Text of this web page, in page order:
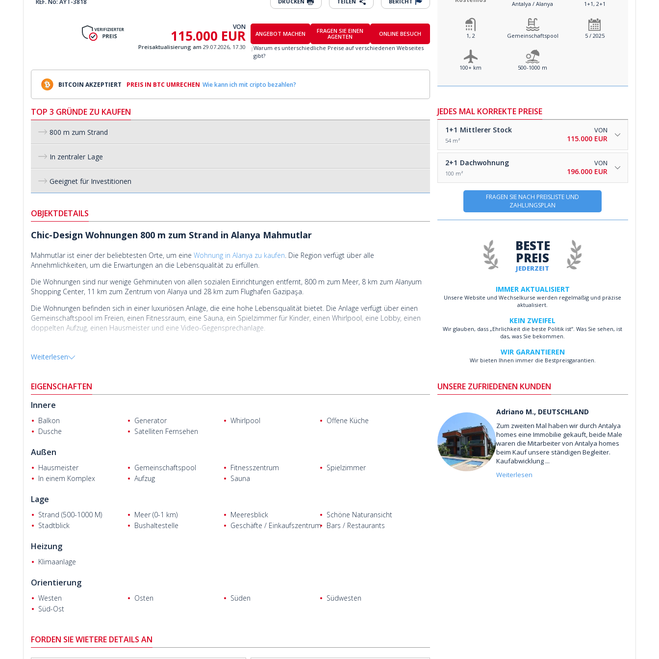
VON
115.000 EUR
Preisaktualisierung am 29.07.2026, 17.30
ANGEBOT MACHEN
FRAGEN SIE EINEN
AGENTEN
ONLINE BESUCH
Warum es unterschiedliche Preise auf verschiedenen Webseites
gibt?
BITCOIN AKZEPTIERT PREIS IN BTC UMRECHEN Wie kann ich mit cripto bezahlen?
Antalya / Alanya 1+1, 2+1
1, 2 Gemeinschaftspool 5 / 2025
100+ km 500-1000 m
JEDES MAL KORREKTE PREISE
1+1 Mittlerer Stock
54 m²
VON
115.000 EUR
2+1 Dachwohnung
100 m²
VON
196.000 EUR
FRAGEN SIE NACH PREISLISTE UND
ZAHLUNGSPLAN
TOP 3 GRÜNDE ZU KAUFEN
800 m zum Strand
In zentraler Lage
Geeignet für Investitionen
OBJEKTDETAILS
Chic-Design Wohnungen 800 m zum Strand in Alanya Mahmutlar
Mahmutlar ist einer der beliebtesten Orte, um eine Wohnung in Alanya zu kaufen. Die Region verfügt über alle
Annehmlichkeiten, um die Erwartungen an die Lebensqualität zu erfüllen.
Die Wohnungen sind nur wenige Gehminuten von allen sozialen Einrichtungen entfernt, 800 m zum Meer, 8 km zum Alanyum
Shopping Center, 11 km zum Zentrum von Alanya und 28 km zum Flughafen Gazipaşa.
Die Wohnungen befinden sich in einer luxuriösen Anlage, die eine hohe Lebensqualität bietet. Die Anlage verfügt über einen
Gemeinschaftspool im Freien, einen Fitnessraum, eine Sauna, ein Spielzimmer für Kinder, einen Whirlpool, eine Lobby, einen
doppelten Aufzug, einen Hausmeister und eine Video-Gegensprechanlage.
Weiterlesen
EIGENSCHAFTEN
Innere
Balkon Generator Whirlpool
Offene Küche
Dusche
Satelliten Fernsehen
Außen
Hausmeister Gemeinschaftspool Fitnesszentrum
Spielzimmer
In einem Komplex
Aufzug Sauna
Lage
Strand (500-1000 M) Meer (0-1 km) Meeresblick
Schöne Naturansicht
Stadtblick
Bushaltestelle Geschäfte / Einkaufszentrum Bars / Restaurants
Heizung
Klimaanlage
Orientierung
Westen Osten Süden
Südwesten
Süd-Ost
JEDERZEIT
BESTE
PREIS
IMMER AKTUALISIERT
Unsere Website und Wechselkurse werden regelmäßig und präzise
aktualisiert.
KEIN ZWEIFEL
Wir glauben, dass „Ehrlichkeit die beste Politik ist“. Was Sie sehen, ist
das, was Sie bekommen.
WIR GARANTIEREN
Wir bieten Ihnen immer die Bestpreisgarantien.
UNSERE ZUFRIEDENEN KUNDEN
Adriano M., DEUTSCHLAND
Zum zweiten Mal haben wir durch Antalya
homes eine Immobilie gekauft, beide Male
waren die Mitarbeiter von Antalya homes
beim Kauf unsere ständigen Begleiter.
Kaufabwicklung ...
Weiterlesen
FORDEN SIE WIETERE DETAILS AN